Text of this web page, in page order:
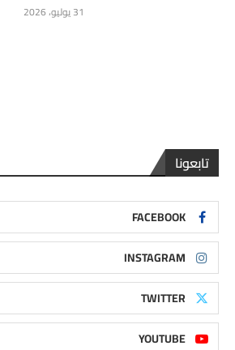
31 يوليو، 2026
تابعونا
FACEBOOK
INSTAGRAM
TWITTER
YOUTUBE